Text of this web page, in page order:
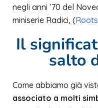
negli anni ’70 del
miniserie Radici, (Roots
Il
salto
Come abbiamo già
associato a molti